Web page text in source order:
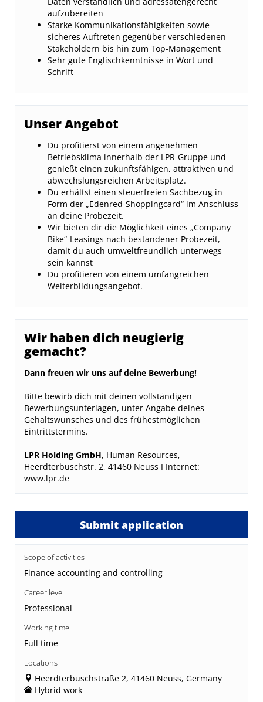
aufzubereiten
Starke Kommunikationsfähigkeiten sowie
sicheres Auftreten gegenüber verschiedenen
Stakeholdern bis hin zum Top-Management
Sehr gute Englischkenntnisse in Wort und
Schrift
Unser Angebot
Du profitierst von einem angenehmen
Betriebsklima innerhalb der LPR-Gruppe und
genießt einen zukunftsfähigen, attraktiven und
abwechslungsreichen Arbeitsplatz.
Du erhältst einen steuerfreien Sachbezug in
Form der „Edenred-Shoppingcard“ im Anschluss
an deine Probezeit.
Wir bieten dir die Möglichkeit eines „Company
Bike“-Leasings nach bestandener Probezeit,
damit du auch umweltfreundlich unterwegs
sein kannst
Du profitieren von einem umfangreichen
Weiterbildungsangebot.
Wir haben dich neugierig
gemacht?
Dann freuen wir uns auf deine Bewerbung!
Bitte bewirb dich mit deinen vollständigen
Bewerbungsunterlagen, unter Angabe deines
Gehaltswunsches und des frühestmöglichen
Eintrittstermins.
LPR Holding GmbH, Human Resources,
Heerdterbuschstr. 2, 41460 Neuss I Internet:
www.lpr.de
Submit application
Scope of activities
Finance accounting and controlling
Career level
Professional
Working time
Full time
Locations
Heerdterbuschstraße 2, 41460 Neuss, Germany
Hybrid work